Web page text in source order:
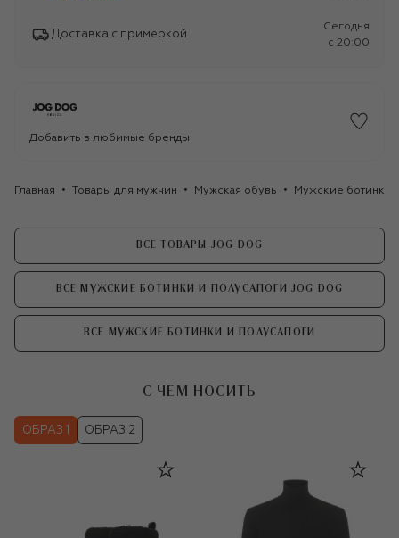
Доставка с примеркой
Сегодня
c 20:00
Добавить в любимые бренды
Главная Товары для мужчин Мужская обувь Мужские ботинки
ВСЕ ТОВАРЫ JOG DOG
ВСЕ МУЖСКИЕ БОТИНКИ И ПОЛУСАПОГИ JOG DOG
ВСЕ МУЖСКИЕ БОТИНКИ И ПОЛУСАПОГИ
С ЧЕМ НОСИТЬ
ОБРАЗ 1 ОБРАЗ 2